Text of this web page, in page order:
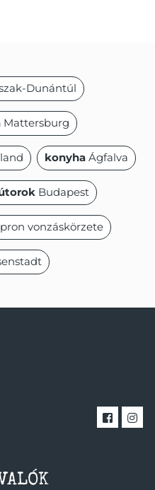
Dunántúl
Mattersburg
konyhaÁgfalva
Budapest
vonzáskörzete